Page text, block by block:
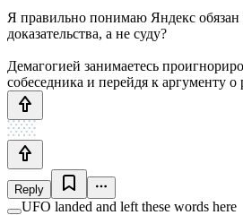
Я правильно понимаю Яндекс обязан
доказательства, а не суду?
Демагогией занимаетесь
собеседника и перейдя к аргументу о
Reply
UFO landed and left these words here